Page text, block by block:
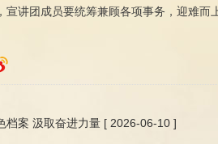
宣讲团成员要统筹兼顾各项事务，迎难
档案 汲取奋进力量 [ 2026-06-10 ]